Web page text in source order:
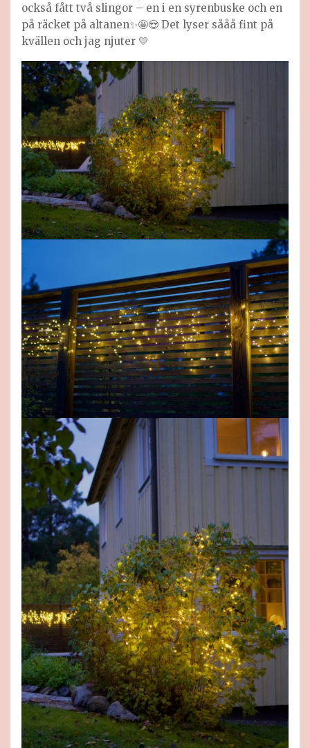
också fått två slingor – en i en syrenbuske och en
på räcket på altanen✨🤩😍 Det lyser sååå fint på
kvällen och jag njuter 💛